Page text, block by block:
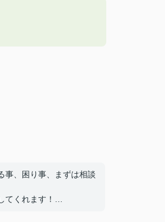
事、困り事、まずは相談
てくれます！